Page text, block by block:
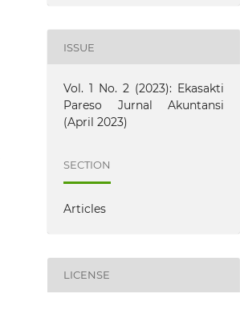
ISSUE
Vol. 1 No. 2 (2023): Ekasakti
Pareso Jurnal Akuntansi
(April 2023)
SECTION
Articles
LICENSE